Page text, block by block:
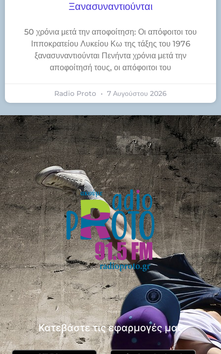
Ξανασυναντιούνται
50 χρόνια μετά την αποφοίτηση: Οι απόφοιτοι του
Ιπποκρατείου Λυκείου Κω της τάξης του 1976
ξανασυναντιούνται Πενήντα χρόνια μετά την
αποφοίτησή τους, οι απόφοιτοι του
Radio Proto 7 Αυγούστου 2026
Κατεβάστε τις εφαρμογές μας